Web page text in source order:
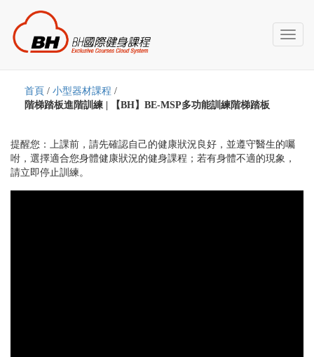
Toggle
首頁 / 小型器材課程 /
階梯踏板進階訓練 | 【BH】BE-MSP多功能訓練階梯踏板
提醒您：上課前，請先確認自己的健康狀況良好，並遵守醫生的囑
咐，選擇適合您身體健康狀況的健身課程；若有身體不適的現象，
請立即停止訓練。